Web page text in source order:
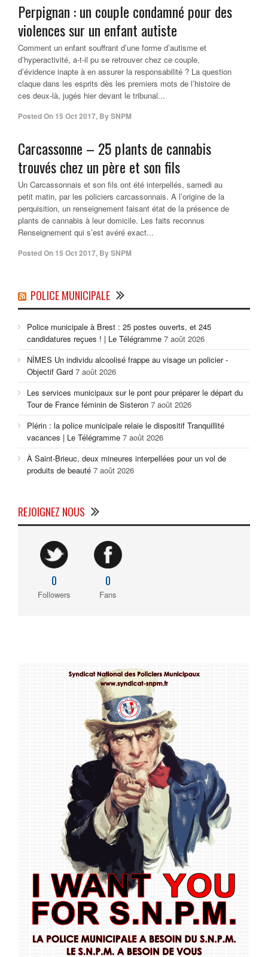
Perpignan : un couple condamné pour des
violences sur un enfant autiste
Comment un enfant souffrant d’une forme d’autisme et
d’hyperactivité, a-t-il pu se retrouver chez ce couple,
d’évidence inapte à en assurer la responsabilité ? La question
claque dans les esprits dès les premiers mots de l’histoire de
ces deux-là, jugés hier devant le tribunal...
Posted On 15 Oct 2017, BySNPM
Carcassonne – 25 plants de cannabis
trouvés chez un père et son fils
Un Carcassonnais et son fils ont été interpellés, samedi au
petit matin, par les policiers carcassonnais. A l’origine de la
perquisition, un renseignement faisant état de la présence de
plants de cannabis à leur domicile. Les faits reconnus
Renseignement qui s’est avéré exact...
Posted On 15 Oct 2017, BySNPM
POLICE MUNICIPALE
Police municipale à Brest : 25 postes ouverts, et 245
candidatures reçues ! | Le Télégramme 7 août 2026
NÎMES Un individu alcoolisé frappe au visage un policier -
Objectif Gard 7 août 2026
Les services municipaux sur le pont pour préparer le départ du
Tour de France féminin de Sisteron 7 août 2026
Plérin : la police municipale relaie le dispositif Tranquillité
vacances | Le Télégramme 7 août 2026
À Saint-Brieuc, deux mineures interpellées pour un vol de
produits de beauté 7 août 2026
REJOIGNEZ NOUS
0
Followers
0
Fans